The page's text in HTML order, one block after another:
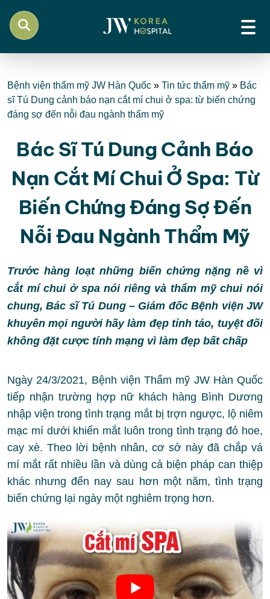
Bệnh viện thẩm mỹ JW Hàn Quốc » Tin tức thẩm mỹ » Bác
sĩ Tú Dung cảnh báo nạn cắt mí chui ở spa: từ biến chứng
đáng sợ đến nỗi đau ngành thẩm mỹ
Bác Sĩ Tú Dung Cảnh Báo
Nạn Cắt Mí Chui Ở Spa: Từ
Biến Chứng Đáng Sợ Đến
Nỗi Đau Ngành Thẩm Mỹ
Trước hàng loạt những biến chứng nặng nề vì
cắt mí chui ở spa nói riêng và thẩm mỹ chui nói
chung, Bác sĩ Tú Dung – Giám đốc Bệnh viện JW
khuyên mọi người hãy làm đẹp tỉnh táo, tuyệt đối
không đặt cược tính mạng vì làm đẹp bất chấp
Ngày 24/3/2021, Bệnh viện Thẩm mỹ JW Hàn Quốc
tiếp nhận trường hợp nữ khách hàng Bình Dương
nhập viện trong tình trạng mắt bị trợn ngược, lộ niêm
mạc mí dưới khiến mắt luôn trong tình trạng đỏ hoe,
cay xè. Theo lời bệnh nhân, cơ sở này đã chắp vá
mí mắt rất nhiều lần và dùng cả biện pháp can thiệp
khác nhưng đến nay sau hơn một năm, tình trạng
biến chứng lại ngày một nghiêm trọng hơn.